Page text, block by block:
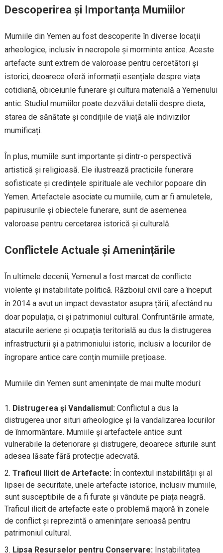
Descoperirea și Importanța Mumiilor
Mumiile din Yemen au fost descoperite în diverse locații
arheologice, inclusiv în necropole și morminte antice. Aceste
artefacte sunt extrem de valoroase pentru cercetători și
istorici, deoarece oferă informații esențiale despre viața
cotidiană, obiceiurile funerare și cultura materială a Yemenului
antic. Studiul mumiilor poate dezvălui detalii despre dieta,
starea de sănătate și condițiile de viață ale indivizilor
mumificați.
În plus, mumiile sunt importante și dintr-o perspectivă
artistică și religioasă. Ele ilustrează practicile funerare
sofisticate și credințele spirituale ale vechilor popoare din
Yemen. Artefactele asociate cu mumiile, cum ar fi amuletele,
papirusurile și obiectele funerare, sunt de asemenea
valoroase pentru cercetarea istorică și culturală.
Conflictele Actuale și Amenințările
În ultimele decenii, Yemenul a fost marcat de conflicte
violente și instabilitate politică. Războiul civil care a început
în 2014 a avut un impact devastator asupra țării, afectând nu
doar populația, ci și patrimoniul cultural. Confruntările armate,
atacurile aeriene și ocupația teritorială au dus la distrugerea
infrastructurii și a patrimoniului istoric, inclusiv a locurilor de
îngropare antice care conțin mumiile prețioase.
Mumiile din Yemen sunt amenințate de mai multe moduri:
Distrugerea și Vandalismul: Conflictul a dus la
distrugerea unor situri arheologice și la vandalizarea locurilor
de înmormântare. Mumiile și artefactele antice sunt
vulnerabile la deteriorare și distrugere, deoarece siturile sunt
adesea lăsate fără protecție adecvată.
Traficul Ilicit de Artefacte: În contextul instabilității și al
lipsei de securitate, unele artefacte istorice, inclusiv mumiile,
sunt susceptibile de a fi furate și vândute pe piața neagră.
Traficul ilicit de artefacte este o problemă majoră în zonele
de conflict și reprezintă o amenințare serioasă pentru
patrimoniul cultural.
Lipsa Resurselor pentru Conservare: Instabilitatea